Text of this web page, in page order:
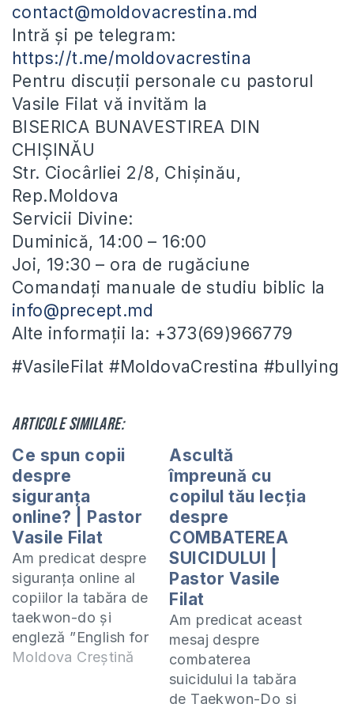
contact@moldovacrestina.md
Intră și pe telegram:
https://t.me/moldovacrestina
Pentru discuții personale cu pastorul
Vasile Filat vă invităm la
BISERICA BUNAVESTIREA DIN
CHIȘINĂU
Str. Ciocârliei 2/8, Chișinău,
Rep.Moldova
Servicii Divine:
Duminică, 14:00 – 16:00
Joi, 19:30 – ora de rugăciune
Comandați manuale de studiu biblic la
info@precept.md
Alte informații la: +373(69)966779
#VasileFilat #MoldovaCrestina #bullying
Articole similare:
Ce spun copii
despre
siguranța
online? | Pastor
Vasile Filat
Am predicat despre
siguranța online al
copiilor la tabăra de
taekwon-do și
engleză ”English for
a New Life”. Vă invit
Moldova Creștină
Ascultă
împreună cu
copilul tău lecția
despre
COMBATEREA
SUICIDULUI |
Pastor Vasile
Filat
Am predicat aceast
mesaj despre
combaterea
suicidului la tabăra
de Taekwon-Do și